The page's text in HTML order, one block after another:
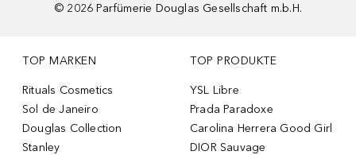
© 2026 Parfümerie Douglas Gesellschaft m.b.H.
TOP MARKEN
Rituals Cosmetics
Sol de Janeiro
Douglas Collection
Stanley
TOP PRODUKTE
YSL Libre
Prada Paradoxe
Carolina Herrera Good Girl
DIOR Sauvage